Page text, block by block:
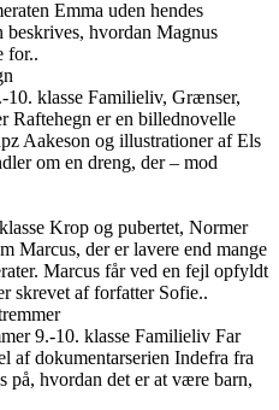
Emma uden hendes
beskrives, hvordan Magnus
for..
10. klasse Familieliv, Grænser,
Raftehegn er en billednovelle
Aakeson og illustrationer af Els
om en dreng, der – mod
Krop og pubertet, Normer
Marcus, der er lavere end mange
Marcus får ved en fejl opfyldt
skrevet af forfatter Sofie..
9.-10. klasse Familieliv Far
af dokumentarserien Indefra fra
på, hvordan det er at være barn,